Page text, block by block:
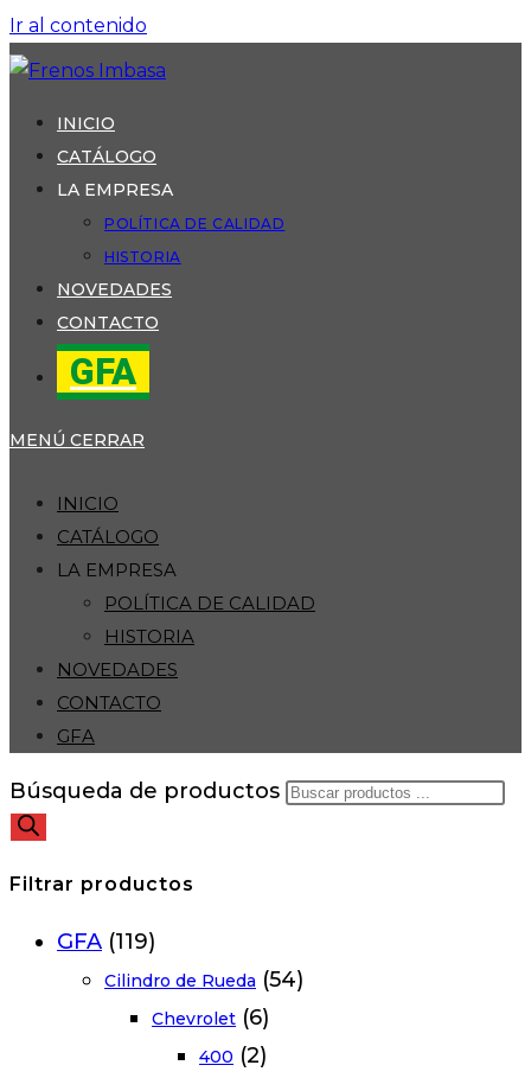
Ir al contenido
INICIO
CATÁLOGO
LA EMPRESA
POLÍTICA DE CALIDAD
HISTORIA
NOVEDADES
CONTACTO
GFA
MENÚ CERRAR
INICIO
CATÁLOGO
LA EMPRESA
POLÍTICA DE CALIDAD
HISTORIA
NOVEDADES
CONTACTO
GFA
Búsqueda de productos
Filtrar productos
GFA (119)
Cilindro de Rueda (54)
Chevrolet (6)
400 (2)